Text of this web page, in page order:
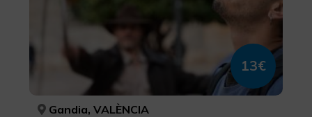
13€
Gandia, VALÈNCIA